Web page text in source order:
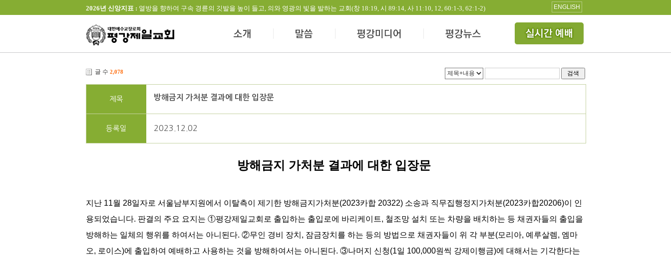
2026년 신앙지표 : 열방을 향하여 구속 경륜의 깃발을 높이 들고, 의와 영광의 빛을 발하는 교회(창 18:19, 시 89:14, 사 11:10, 12, 60:1-3, 62:1-2) ENGLISH
글 수 2,078 검색
제목 방해금지 가처분 결과에 대한 입장문
등록일 2023.12.02
방해금지 가처분 결과에 대한 입장문
지난 11월 28일자로 서울남부지원에서 이탈측이 제기한 방해금지가처분(2023카합 20322) 소송과 직무집행정지가처분(2023카합20206)이 인
용되었습니다. 판결의 주요 요지는 ①평강제일교회로 출입하는 출입로에 바리케이트, 철조망 설치 또는 차량을 배치하는 등 채권자들의 출입을
방해하는 일체의 행위를 하여서는 아니된다. ②무인 경비 장치, 잠금장치를 하는 등의 방법으로 채권자들이 위 각 부분(모리아, 예루살렘, 엠마
오, 로이스)에 출입하여 예배하고 사용하는 것을 방해하여서는 아니된다. ③나머지 신청(1일 100,000원씩 강제이행금)에 대해서는 기각한다는